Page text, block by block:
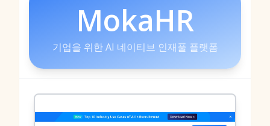
MokaHR
기업을 위한 AI 네이티브 인재풀 플랫폼